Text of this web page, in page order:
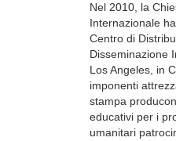
Nel 2010, la
Internazionale
Centro di
Disseminazione
Los Angeles, in
imponenti
stampa
educativi per i
umanitari